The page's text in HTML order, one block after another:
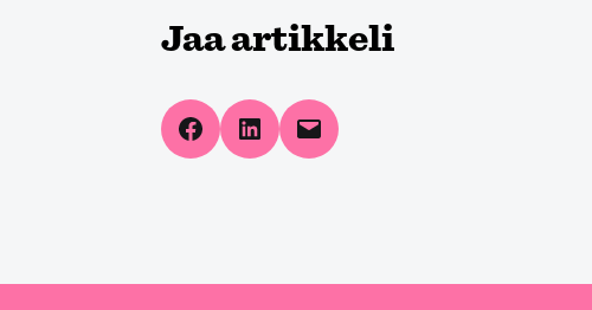
Jaa artikkeli
Share on Facebook
Share on LinkedIn
Email this Page